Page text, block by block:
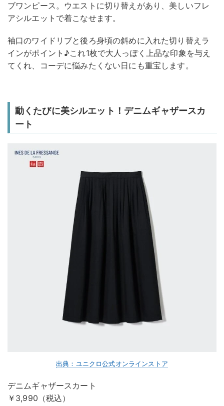
ブワンピース。ウエストに切り替えがあり、美しいフレ
アシルエットで着こなせます。
袖口のワイドリブと後ろ身頃の斜めに入れた切り替えラ
インがポイント♪これ1枚で大人っぽく上品な印象を与え
てくれ、コーデに悩みたくない日にも重宝します。
動くたびに美シルエット！デニムギャザースカ
ート
出典：ユニクロ公式オンラインストア
デニムギャザースカート
￥3,990（税込）